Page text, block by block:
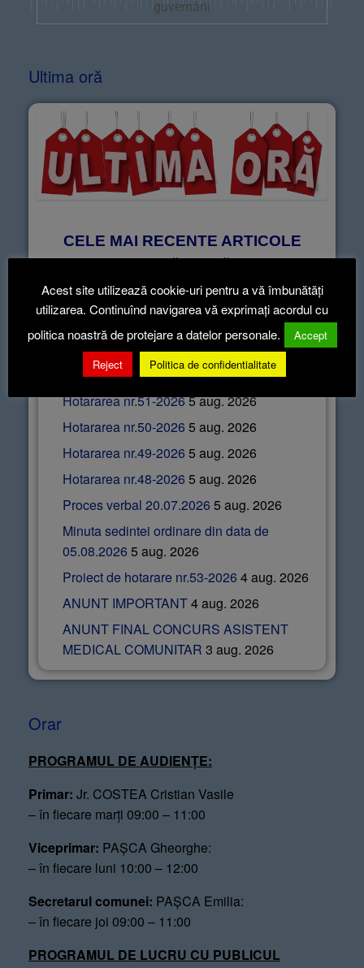
guvernării
Ultima oră
CELE MAI RECENTE ARTICOLE
Articole recente
Hotararea nr.52-20265 aug. 2026
Hotararea nr.51-20265 aug. 2026
Hotararea nr.50-2026 5 aug. 2026
Hotararea nr.49-2026 5 aug. 2026
Hotararea nr.48-2026 5 aug. 2026
Proces verbal 20.07.2026 5 aug. 2026
Minuta sedintei ordinare din data de
05.08.2026 5 aug. 2026
Proiect de hotarare nr.53-2026 4 aug. 2026
ANUNT IMPORTANT4 aug. 2026
ANUNT FINAL CONCURS ASISTENT
MEDICAL COMUNITAR 3 aug. 2026
Orar
PROGRAMUL DE AUDIENȚE:
Primar: Jr. COSTEA Cristian Vasile
– în fiecare marți 09:00 – 11:00
Viceprimar: PAȘCA Gheorghe:
– în fiecare luni 10:00 – 12:00
Secretarul comunei: PAȘCA Emilia:
– în fiecare joi 09:00 – 11:00
PROGRAMUL DE LUCRU CU PUBLICUL
Acest site utilizează cookie-uri pentru a vă îmbunătăți
utilizarea. Continuînd navigarea vă exprimați acordul cu
politica noastră de protejare a datelor personale.
Accept
Reject
Politica de confidentialitate